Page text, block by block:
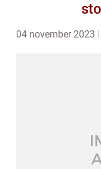
04 november 2023